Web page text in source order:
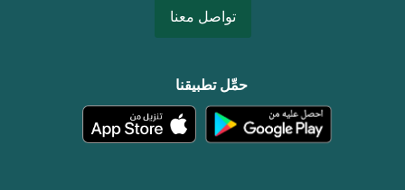
تواصل معنا
حمِّل تطبيقنا